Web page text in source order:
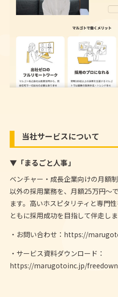
当社サービスについて
▼「まるごと人事」
ベンチャー・成長企業向けの月額
以外の採用業務を、 月額25万円〜で
ます。高いホスピタリティと専門
ともに採用成功を目指して伴走しま
・ お問い合わせ： https://
・サービス資料ダウンロード：
https://marugotoinc.jp/